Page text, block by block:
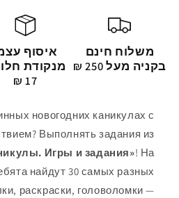
משלוח חינם
בקניה מעל 250 ₪
איסוף
מנקודת
17 ₪
новогодних каникулах с
Выполнять задания из
Игры и задания»! На
найдут 30 самых разных
раскраски, головоломки —